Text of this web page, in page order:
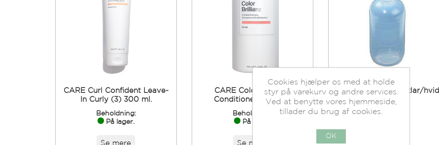
CARE Curl Confident Leave-
In Curly (3) 300 ml.
Beholdning:
På lager.
Se mere
CARE Color Brillianz
Conditioner 1000 ml.
Beholdning:
På lager.
Se mere
Applikationsflaske klar/hvid
180 ml.
Beholdning:
Cookies hjælper os med at holde
styr på varekurv og andre services.
Ved at benytte vores hjemmeside,
tillader du brug af cookies.
OK